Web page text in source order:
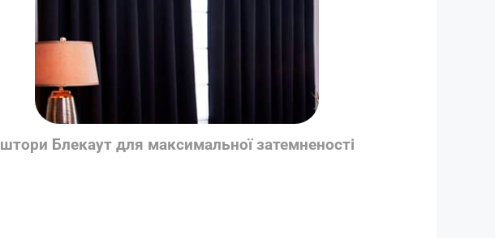
штори Блекаут для максимальної затемненості